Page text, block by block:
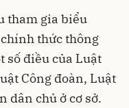
tham gia biểu
thức thông
số điều của Luật
Công đoàn, Luật
dân chủ ở cơ sở.